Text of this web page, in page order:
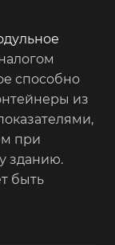
способно
из
при
зданию.
быть